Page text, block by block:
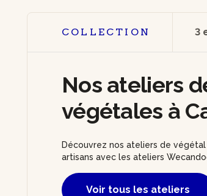
COLLECTION 3
Nos ateliers
végétales à
Découvrez nos ateliers de
artisans avec les ateliers
Voir tous les ateliers